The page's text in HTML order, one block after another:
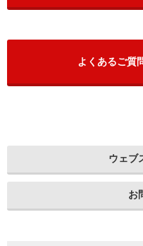
よくあるご質
ウェブ
お